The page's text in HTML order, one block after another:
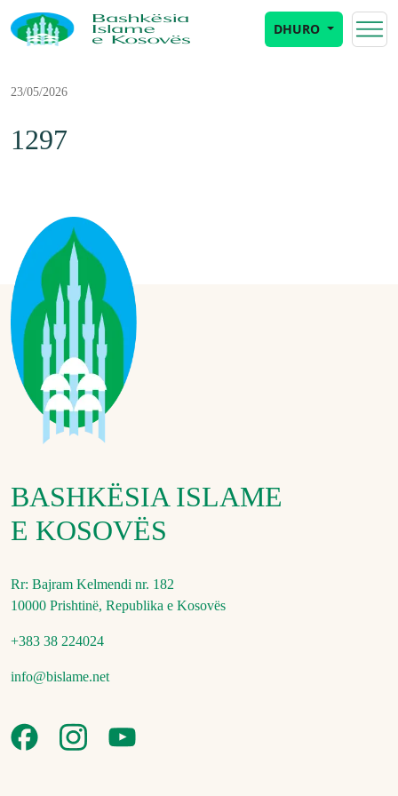
DHURO
23/05/2026
1297
BASHKËSIA ISLAME
E KOSOVËS
Rr: Bajram Kelmendi nr. 182
10000 Prishtinë, Republika e Kosovës
+383 38 224024
info@bislame.net